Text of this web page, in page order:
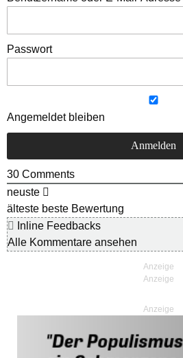
Passwort
Angemeldet bleiben
30 Comments
neuste
älteste beste Bewertung
Inline Feedbacks
Alle Kommentare ansehen
Anzeige